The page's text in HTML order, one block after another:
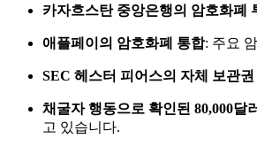
카자흐스탄 중앙은행의 암호화폐
애플페이의 암호화폐 통합: 주요
SEC 헤스터 피어스의 자체 보관권
채굴자 행동으로 확인된 80,000달
고 있습니다.